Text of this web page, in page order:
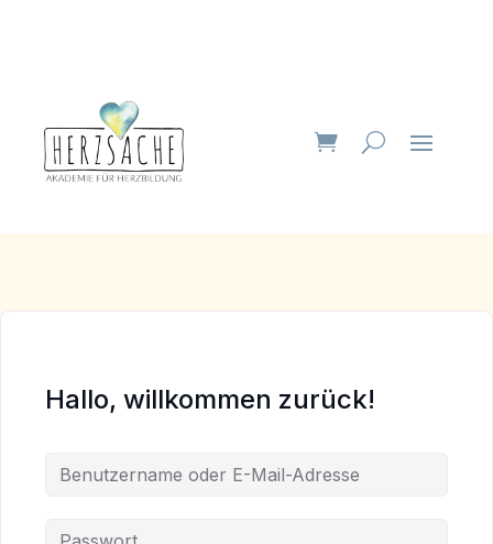
Hallo, willkommen zurück!